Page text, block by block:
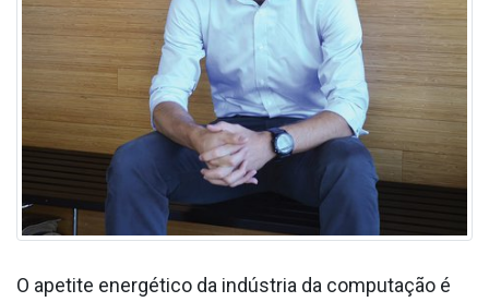
O apetite energético da indústria da computação é